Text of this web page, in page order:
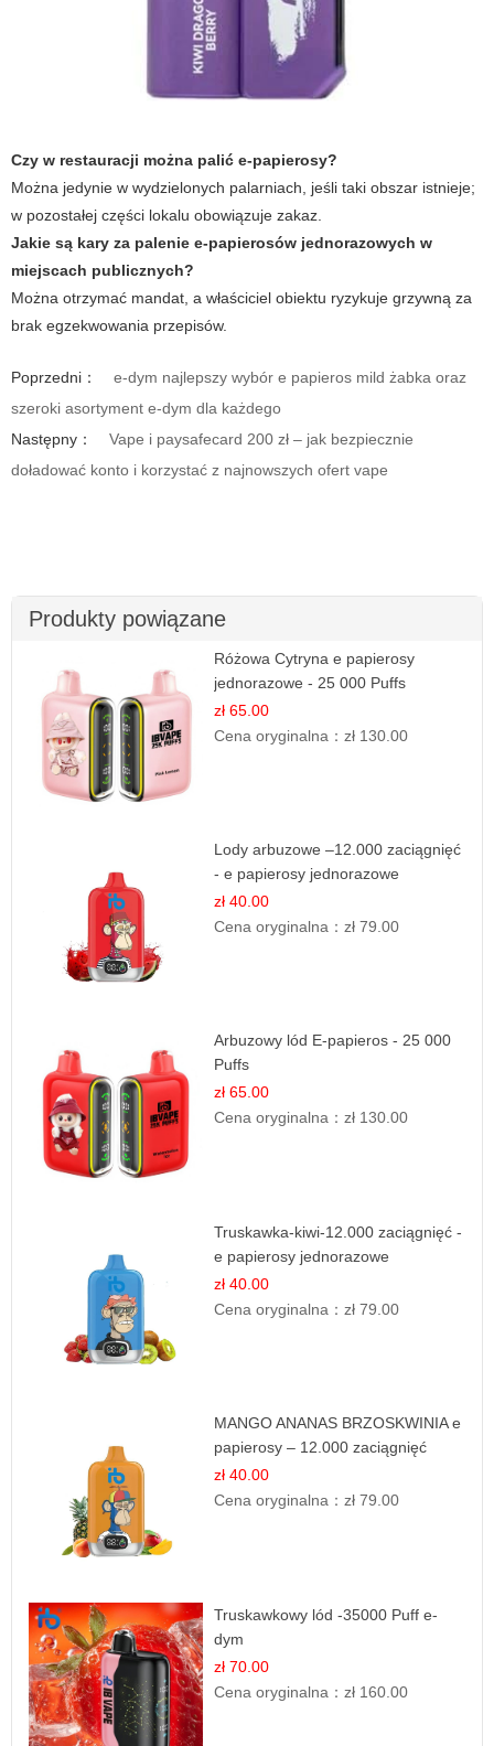
Czy w restauracji można palić e-papierosy?
Można jedynie w wydzielonych palarniach, jeśli taki obszar istnieje;
w pozostałej części lokalu obowiązuje zakaz.
Jakie są kary za palenie e-papierosów jednorazowych w
miejscach publicznych?
Można otrzymać mandat, a właściciel obiektu ryzykuje grzywną za
brak egzekwowania przepisów.
Poprzedni：
e-dym najlepszy wybór e papieros mild żabka oraz
szeroki asortyment e-dym dla każdego
Następny：
Vape i paysafecard 200 zł – jak bezpiecznie
doładować konto i korzystać z najnowszych ofert vape
Produkty powiązane
Różowa Cytryna e papierosy
jednorazowe - 25 000 Puffs
zł 65.00
Cena oryginalna：zł 130.00
Lody arbuzowe –12.000 zaciągnięć
- e papierosy jednorazowe
zł 40.00
Cena oryginalna：zł 79.00
Arbuzowy lód E-papieros - 25 000
Puffs
zł 65.00
Cena oryginalna：zł 130.00
Truskawka-kiwi-12.000 zaciągnięć -
e papierosy jednorazowe
zł 40.00
Cena oryginalna：zł 79.00
MANGO ANANAS BRZOSKWINIA e
papierosy – 12.000 zaciągnięć
zł 40.00
Cena oryginalna：zł 79.00
Truskawkowy lód -35000 Puff e-
dym
zł 70.00
Cena oryginalna：zł 160.00